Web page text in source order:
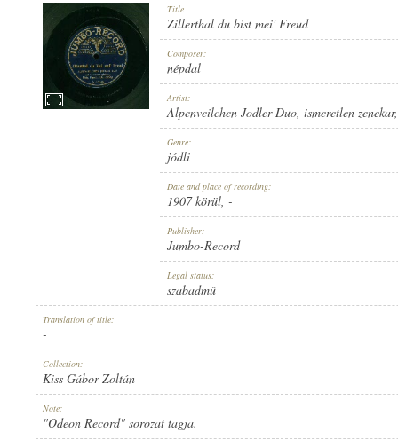
JÓDLI
RECORD NUMBER:
Title
Zillerthal du bist mei' Freud
Composer:
népdal
Artist:
Alpenveilchen Jodler Duo, ismeretlen zenekar
Genre:
jódli
Date and place of recording:
1907 körül, -
Publisher:
Jumbo-Record
Legal status:
szabadmű
Translation of title:
-
Collection:
Kiss Gábor Zoltán
Note:
"Odeon Record" sorozat tagja.